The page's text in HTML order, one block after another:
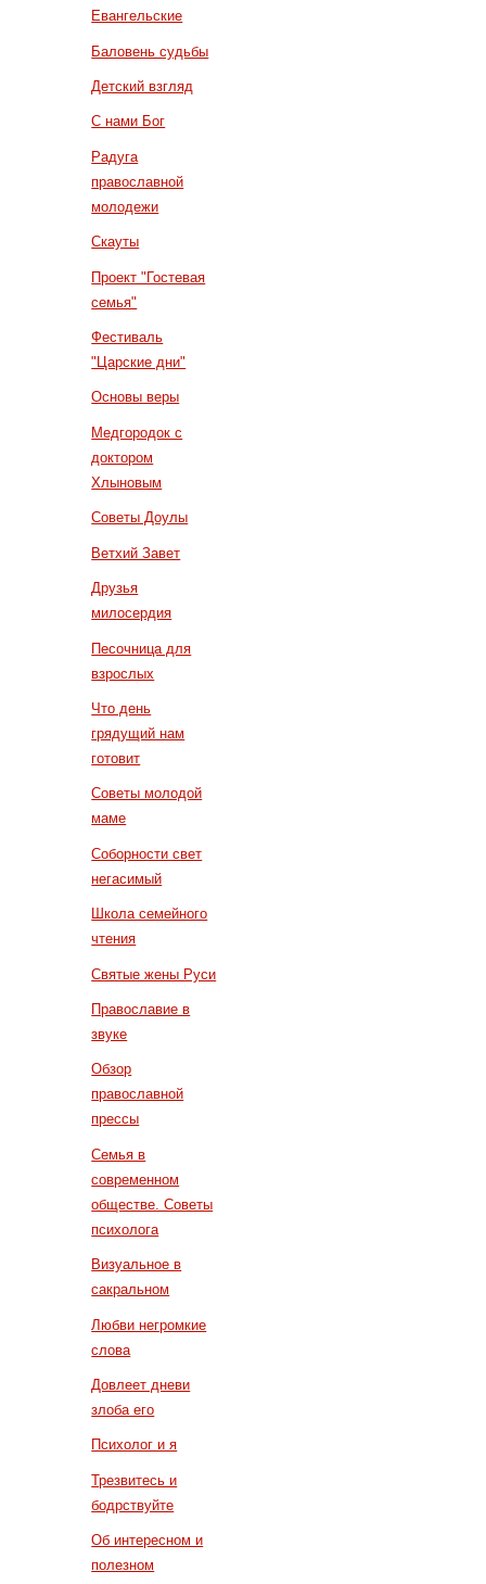
Евангельские
Баловень судьбы
Детский взгляд
С нами Бог
Радуга
православной
молодежи
Скауты
Проект "Гостевая
семья"
Фестиваль
"Царские дни"
Основы веры
Медгородок с
доктором
Хлыновым
Советы Доулы
Ветхий Завет
Друзья
милосердия
Песочница для
взрослых
Что день
грядущий нам
готовит
Советы молодой
маме
Соборности свет
негасимый
Школа семейного
чтения
Святые жены Руси
Православие в
звуке
Обзор
православной
прессы
Семья в
современном
обществе. Советы
психолога
Визуальное в
сакральном
Любви негромкие
слова
Довлеет дневи
злоба его
Психолог и я
Трезвитесь и
бодрствуйте
Об интересном и
полезном